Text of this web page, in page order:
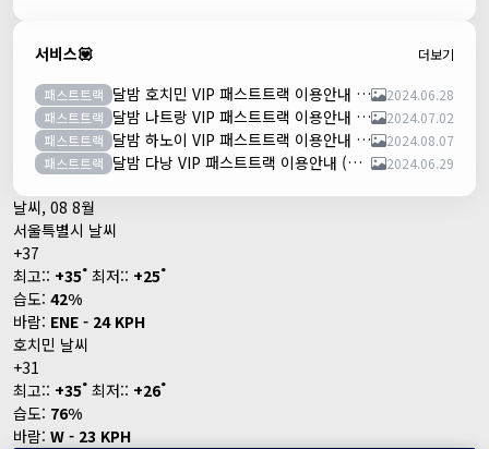
서비스💟 더보기
패스트트랙 달밤 호치민 VIP 패스트트랙 이용안내 (떤션넛공항)
2024.06.28
패스트트랙
달밤 나트랑 VIP 패스트트랙 이용안내 (깜란공항)
2024.07.02
패스트트랙
달밤 하노이 VIP 패스트트랙 이용안내 (노이바이공항)
2024.08.07
패스트트랙
달밤 다낭 VIP 패스트트랙 이용안내 (다낭국제공항) 2024.06.29
날씨, 08 8월
서울특별시 날씨
+37
최고:: +35° 최저:: +25°
습도: 42%
바람: ENE - 24 KPH
호치민 날씨
+31
최고:: +35° 최저:: +26°
습도: 76%
바람: W - 23 KPH